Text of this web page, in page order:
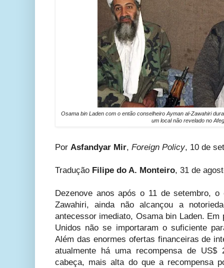
Osama bin Laden com o então conselheiro Ayman al-Zawahiri
um local não revelado no
Por Asfandyar Mir, Foreign Policy, 10 de
Tradução Filipe do A. Monteiro, 31 de
Dezenove anos após o 11 de setembro,
Zawahiri, ainda não alcançou a
antecessor imediato, Osama bin Laden.
Unidos não se importaram o suficiente
Além das enormes ofertas financeiras de
atualmente há uma recompensa de
cabeça, mais alta do que a recompensa